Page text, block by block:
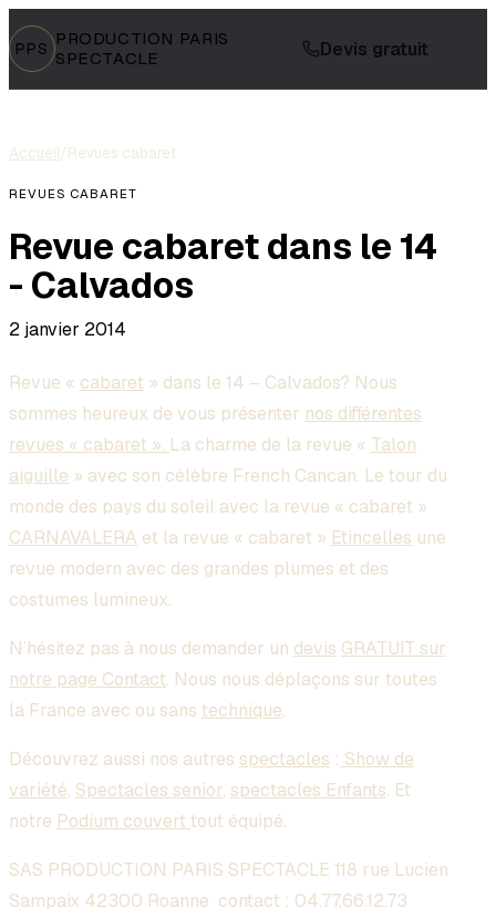
PPS PRODUCTION PARIS
SPECTACLE
Devis gratuit
Accueil/Revues cabaret
REVUES CABARET
Revue cabaret dans le 14
- Calvados
2 janvier 2014
Revue « cabaret » dans le 14 – Calvados? Nous
sommes heureux de vous présenter nos différentes
revues « cabaret ». La charme de la revue « Talon
aiguille » avec son célèbre French Cancan. Le tour du
monde des pays du soleil avec la revue « cabaret »
CARNAVALERA et la revue « cabaret » Etincelles une
revue modern avec des grandes plumes et des
costumes lumineux.
N’hésitez pas à nous demander un devis GRATUIT sur
notre page Contact. Nous nous déplaçons sur toutes
la France avec ou sans technique.
Découvrez aussi nos autres spectacles : Show de
variété, Spectacles senior, spectacles Enfants. Et
notre Podium couvert tout équipé.
SAS PRODUCTION PARIS SPECTACLE 118 rue Lucien
Sampaix 42300 Roanne contact : 04.77.66.12.73